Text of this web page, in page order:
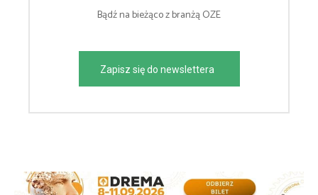
Bądź na bieżąco z branżą OZE
Zapisz się do newslettera